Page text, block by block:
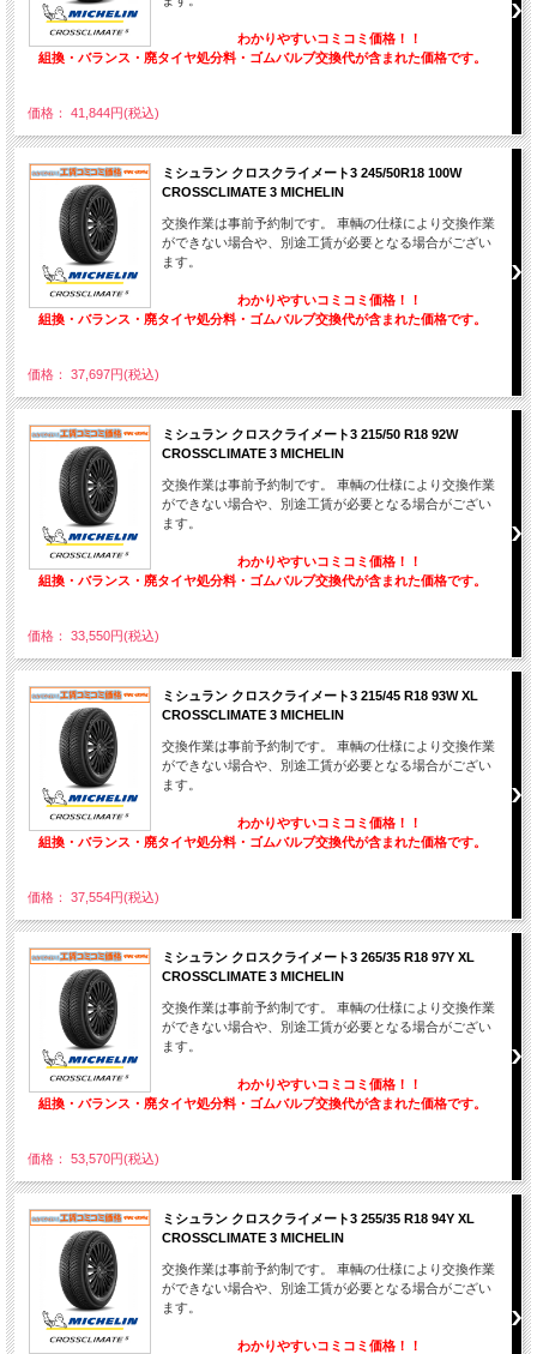
わかりやすいコミコミ価格！！
組換・バランス・廃タイヤ処分料・ゴムバルブ交換代が含まれた価格です。
価格： 41,844円(税込)
ミシュラン クロスクライメート3 245/50R18 100W
CROSSCLIMATE 3 MICHELIN
交換作業は事前予約制です。 車輌の仕様により交換作業
ができない場合や、別途工賃が必要となる場合がござい
ます。
わかりやすいコミコミ価格！！
組換・バランス・廃タイヤ処分料・ゴムバルブ交換代が含まれた価格です。
価格： 37,697円(税込)
ミシュラン クロスクライメート3 215/50 R18 92W
CROSSCLIMATE 3 MICHELIN
交換作業は事前予約制です。 車輌の仕様により交換作業
ができない場合や、別途工賃が必要となる場合がござい
ます。
わかりやすいコミコミ価格！！
組換・バランス・廃タイヤ処分料・ゴムバルブ交換代が含まれた価格です。
価格： 33,550円(税込)
ミシュラン クロスクライメート3 215/45 R18 93W XL
CROSSCLIMATE 3 MICHELIN
交換作業は事前予約制です。 車輌の仕様により交換作業
ができない場合や、別途工賃が必要となる場合がござい
ます。
わかりやすいコミコミ価格！！
組換・バランス・廃タイヤ処分料・ゴムバルブ交換代が含まれた価格です。
価格： 37,554円(税込)
ミシュラン クロスクライメート3 265/35 R18 97Y XL
CROSSCLIMATE 3 MICHELIN
交換作業は事前予約制です。 車輌の仕様により交換作業
ができない場合や、別途工賃が必要となる場合がござい
ます。
わかりやすいコミコミ価格！！
組換・バランス・廃タイヤ処分料・ゴムバルブ交換代が含まれた価格です。
価格： 53,570円(税込)
ミシュラン クロスクライメート3 255/35 R18 94Y XL
CROSSCLIMATE 3 MICHELIN
交換作業は事前予約制です。 車輌の仕様により交換作業
ができない場合や、別途工賃が必要となる場合がござい
ます。
わかりやすいコミコミ価格！！